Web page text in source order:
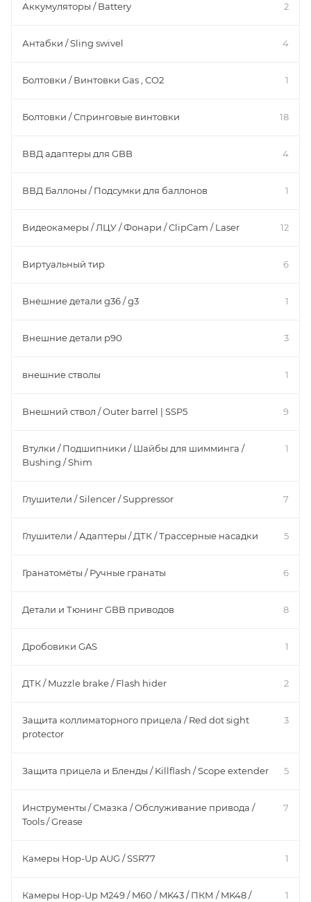
Аккумуляторы / Battery 2
Антабки / Sling swivel 4
Болтовки / Винтовки Gas , CO2 1
Болтовки / Спринговые винтовки 18
ВВД адаптеры для GBB 4
ВВД Баллоны / Подсумки для баллонов 1
Видеокамеры / ЛЦУ / Фонари / ClipCam / Laser 12
Виртуальный тир 6
Внешние детали g36 / g3 1
Внешние детали p90 3
внешние стволы 1
Внешний ствол / Outer barrel | SSP5 9
Втулки / Подшипники / Шайбы для шимминга /
Bushing / Shim
1
Глушители / Silencer / Suppressor 7
Глушители / Адаптеры / ДТК / Трассерные насадки 5
Гранатомёты / Ручные гранаты 6
Детали и Тюнинг GBB приводов 8
Дробовики GAS 1
ДТК / Muzzle brake / Flash hider 2
Защита коллиматорного прицела / Red dot sight
protector
3
Защита прицела и Бленды / Killflash / Scope extender 5
Инструменты / Смазка / Обслуживание привода /
Tools / Grease
7
Камеры Hop-Up AUG / SSR77 1
Камеры Hop-Up M249 / M60 / MK43 / ПКМ / MK48 /
1